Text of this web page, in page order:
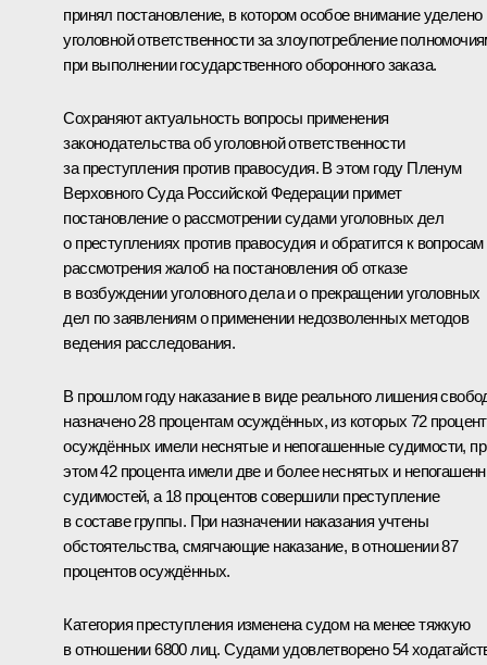
принял постановление, в котором особое внимание уделено
уголовной ответственности за злоупотребление
при выполнении государственного оборонного заказа.
Сохраняют актуальность вопросы применения
законодательства об уголовной ответственности
за преступления против правосудия. В этом году Пленум
Верховного Суда Российской Федерации примет
постановление о рассмотрении судами уголовных дел
о преступлениях против правосудия и обратится к вопросам
рассмотрения жалоб на постановления об отказе
в возбуждении уголовного дела и о прекращении уголовных
дел по заявлениям о применении недозволенных методов
ведения расследования.
В прошлом году наказание в виде реального лишения
назначено 28 процентам осуждённых, из которых 72
осуждённых имели неснятые и непогашенные судимости,
этом 42 процента имели две и более неснятых и
судимостей, а 18 процентов совершили преступление
в составе группы. При назначении наказания учтены
обстоятельства, смягчающие наказание, в отношении 87
процентов осуждённых.
Категория преступления изменена судом на менее тяжкую
в отношении 6800 лиц. Судами удовлетворено 54